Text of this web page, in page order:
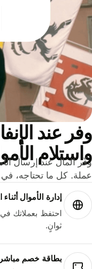
عند
كل ما تحتاجه، في
إدارة الأموال أثناء
احتفظ بعملاتك في
ثوانٍ.
بطاقة خصم مباشر